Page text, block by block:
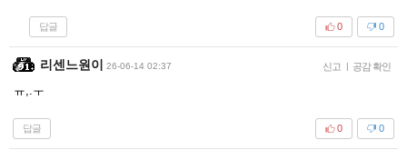
답글 0
0
리센느원이 26-06-14 02:37 신고 | 공감 확인
ㅠ,.ㅜ
답글 0
0